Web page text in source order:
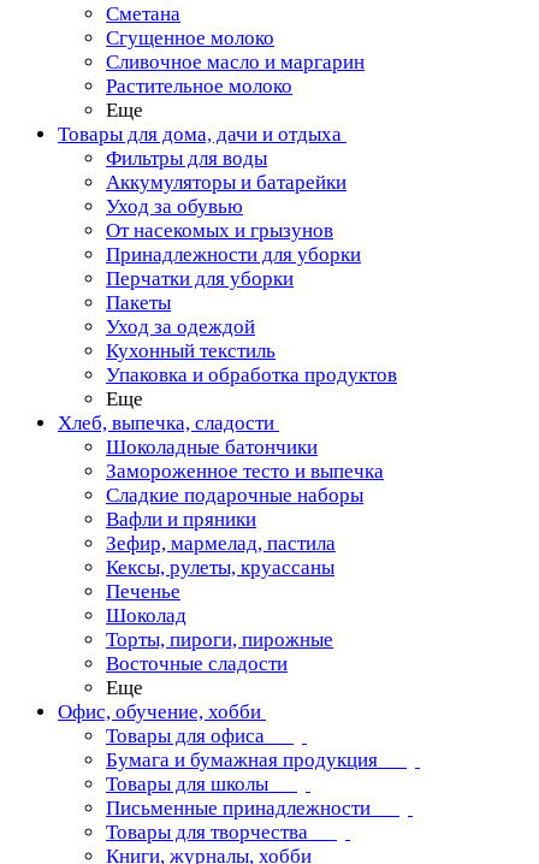
Сметана
Сгущенное молоко
Сливочное масло и маргарин
Растительное молоко
Еще
Товары для дома, дачи и отдыха
Фильтры для воды
Аккумуляторы и батарейки
Уход за обувью
От насекомых и грызунов
Принадлежности для уборки
Перчатки для уборки
Пакеты
Уход за одеждой
Кухонный текстиль
Упаковка и обработка продуктов
Еще
Хлеб, выпечка, сладости
Шоколадные батончики
Замороженное тесто и выпечка
Сладкие подарочные наборы
Вафли и пряники
Зефир, мармелад, пастила
Кексы, рулеты, круассаны
Печенье
Шоколад
Торты, пироги, пирожные
Восточные сладости
Еще
Офис, обучение, хобби
Товары для офиса
Бумага и бумажная продукция
Товары для школы
Письменные принадлежности
Товары для творчества
Книги, журналы, хобби